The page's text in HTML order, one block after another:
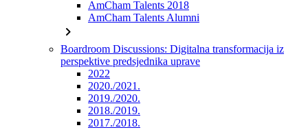
AmCham Talents 2018
AmCham Talents Alumni
chevron_right
Boardroom Discussions: Digitalna transformacija iz
perspektive predsjednika uprave
2022
2020./2021.
2019./2020.
2018./2019.
2017./2018.